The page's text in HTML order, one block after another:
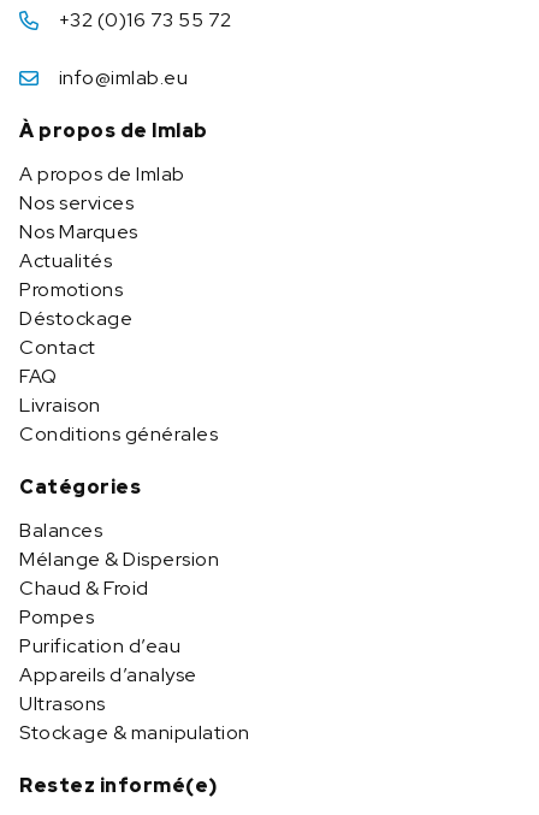
+32 (0)16 73 55 72
info@imlab.eu
À propos de Imlab
A propos de Imlab
Nos services
Nos Marques
Actualités
Promotions
Déstockage
Contact
FAQ
Livraison
Conditions générales
Catégories
Balances
Mélange & Dispersion
Chaud & Froid
Pompes
Purification d’eau
Appareils d’analyse
Ultrasons
Stockage & manipulation
Restez informé(e)